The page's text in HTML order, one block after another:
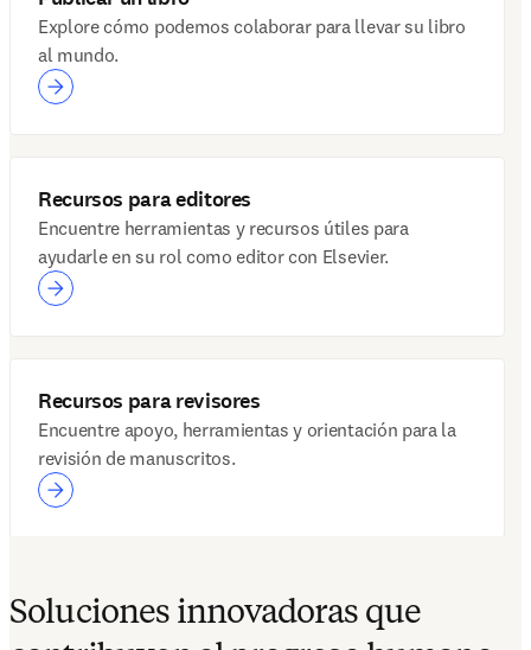
Explore cómo podemos colaborar para llevar su libro
al mundo.
Recursos para editores
Encuentre herramientas y recursos útiles para
ayudarle en su rol como editor con Elsevier.
Recursos para revisores
Encuentre apoyo, herramientas y orientación para la
revisión de manuscritos.
Soluciones innovadoras que